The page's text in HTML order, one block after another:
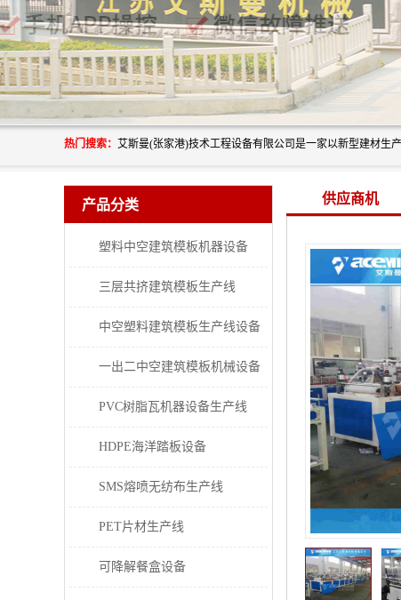
热门搜索：
产品分类
塑料中空建筑模板机器设备
三层共挤建筑模板生产线
中空塑料建筑模板生产线设备
一出二中空建筑模板机械设备
PVC树脂瓦机器设备生产线
HDPE海洋踏板设备
SMS熔喷无纺布生产线
PET片材生产线
可降解餐盒设备
供应商机